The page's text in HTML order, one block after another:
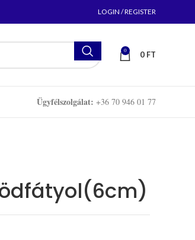
LOGIN / REGISTER
0 0 FT
Ügyfélszolgálat: +36 70 946 01 77